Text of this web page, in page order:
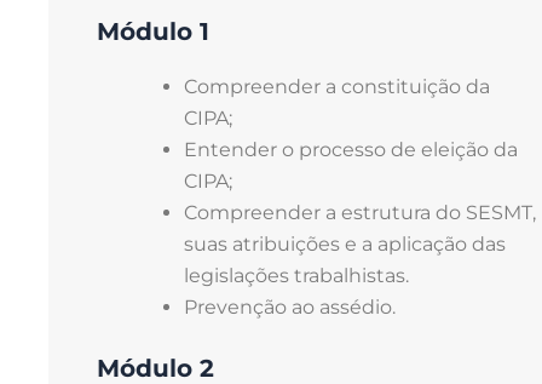
Módulo 1
Compreender a constituição da
CIPA;
Entender o processo de eleição da
CIPA;
Compreender a estrutura do SESMT,
suas atribuições e a aplicação das
legislações trabalhistas.
Prevenção ao assédio.
Módulo 2